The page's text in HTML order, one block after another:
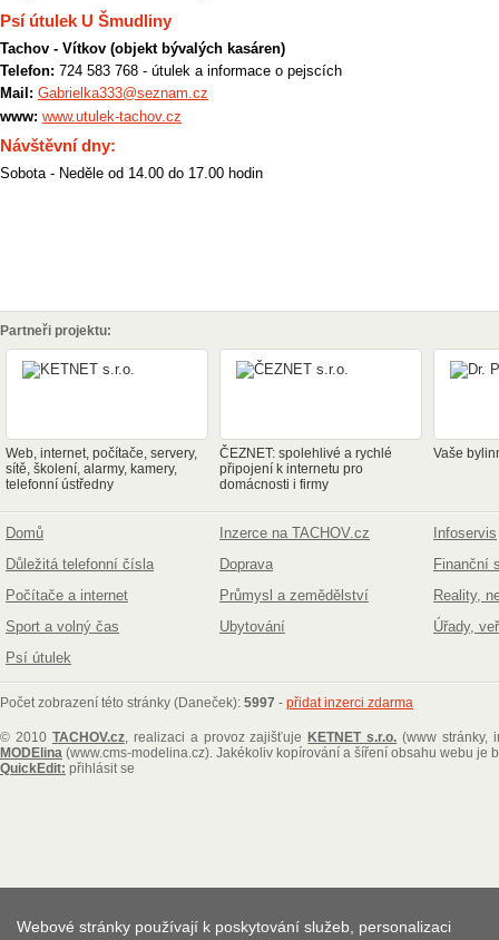
Psí útulek U Šmudliny
Tachov - Vítkov (objekt bývalých kasáren)
Telefon: 724 583 768 - útulek a informace o pejscích
Mail: Gabrielka333@seznam.cz
www: www.utulek-tachov.cz
Návštěvní dny:
Sobota - Neděle od 14.00 do 17.00 hodin
Partneři projektu:
Web, internet, počítače, servery,
sítě, školení, alarmy, kamery,
telefonní ústředny
ČEZNET: spolehlivé a rychlé
připojení k internetu pro
domácnosti i firmy
Vaše
Domů Inzerce na TACHOV.cz
Infoservis
Důležitá telefonní čísla
Doprava
Finanční
Počítače a internet
Průmysl a zemědělství
Reality,
Sport a volný čas
Ubytování
Úřady,
Psí útulek
Počet zobrazení této stránky (Daneček): 5997 - přidat inzerci zdarma
© 2010 TACHOV.cz, realizaci a provoz zajišťujeKETNET s.r.o. (www stránky,
MODElina (www.cms-modelina.cz) . Jakékoliv kopírování a šíření obsahu webu je
QuickEdit: přihlásit se
Webové stránky používají k poskytování služeb, personalizaci